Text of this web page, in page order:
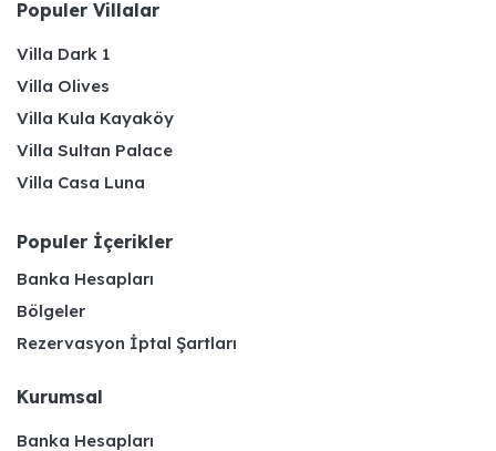
Populer Villalar
Villa Dark 1
Villa Olives
Villa Kula Kayaköy
Villa Sultan Palace
Villa Casa Luna
Populer İçerikler
Banka Hesapları
Bölgeler
Rezervasyon İptal Şartları
Kurumsal
Banka Hesapları